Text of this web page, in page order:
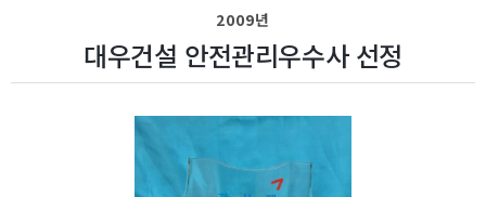
2009년
대우건설 안전관리우수사 선정